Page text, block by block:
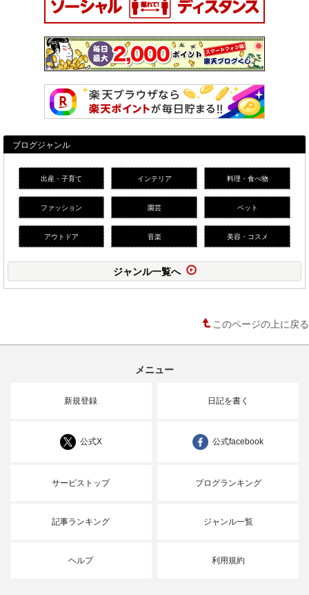
ブログジャンル
出産・子育て インテリア 料理・食べ物
ファッション 園芸 ペット
アウトドア 音楽 美容・コスメ
ジャンル一覧へ
このページの上に戻る
メニュー
新規登録 日記を書く
公式X 公式facebook
サービストップ ブログランキング
記事ランキング ジャンル一覧
ヘルプ 利用規約